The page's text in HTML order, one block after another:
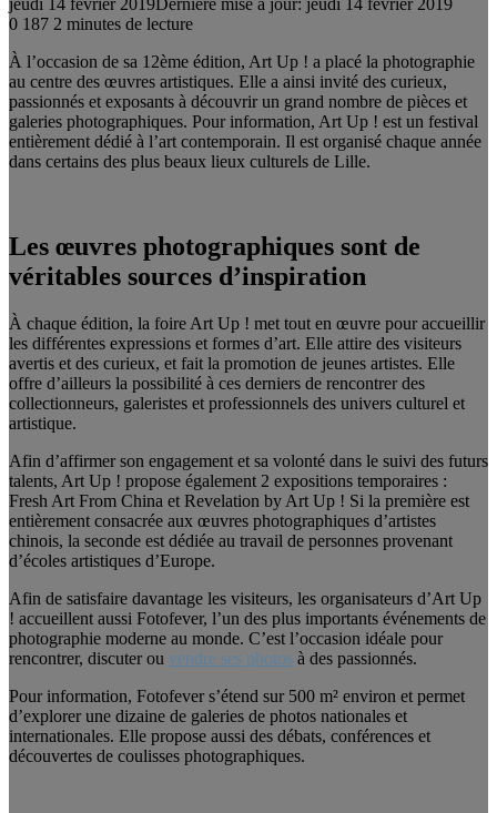
0 187 2 minutes de lecture
À l’occasion de sa 12ème édition, Art Up ! a placé la photographie
au centre des œuvres artistiques. Elle a ainsi invité des curieux,
passionnés et exposants à découvrir un grand nombre de pièces et
galeries photographiques. Pour information, Art Up ! est un festival
entièrement dédié à l’art contemporain. Il est organisé chaque année
dans certains des plus beaux lieux culturels de Lille.
Les œuvres photographiques sont de
véritables sources d’inspiration
À chaque édition, la foire Art Up ! met tout en œuvre pour accueillir
les différentes expressions et formes d’art. Elle attire des visiteurs
avertis et des curieux, et fait la promotion de jeunes artistes. Elle
offre d’ailleurs la possibilité à ces derniers de rencontrer des
collectionneurs, galeristes et professionnels des univers culturel et
artistique.
Afin d’affirmer son engagement et sa volonté dans le suivi des futurs
talents, Art Up ! propose également 2 expositions temporaires :
Fresh Art From China et Revelation by Art Up ! Si la première est
entièrement consacrée aux œuvres photographiques d’artistes
chinois, la seconde est dédiée au travail de personnes provenant
d’écoles artistiques d’Europe.
Afin de satisfaire davantage les visiteurs, les organisateurs d’Art Up
! accueillent aussi Fotofever, l’un des plus importants événements de
photographie moderne au monde. C’est l’occasion idéale pour
rencontrer, discuter ou vendre ses photos à des passionnés.
Pour information, Fotofever s’étend sur 500 m² environ et permet
d’explorer une dizaine de galeries de photos nationales et
internationales. Elle propose aussi des débats, conférences et
découvertes de coulisses photographiques.